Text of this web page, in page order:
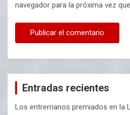
navegador para la próxima vez
Entradas recientes
Los entrerrianos premiados en la